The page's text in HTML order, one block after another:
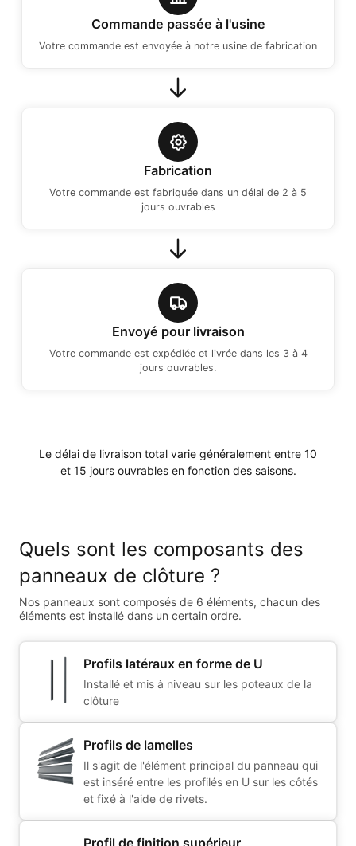
Commande passée à l'usine
Votre commande est envoyée à notre usine de fabrication
Fabrication
Votre commande est fabriquée dans un délai de 2 à 5
jours ouvrables
Envoyé pour livraison
Votre commande est expédiée et livrée dans les 3 à 4
jours ouvrables.
Le délai de livraison total varie généralement entre 10
et 15 jours ouvrables en fonction des saisons.
Quels sont les composants des
panneaux de clôture ?
Nos panneaux sont composés de 6 éléments, chacun des
éléments est installé dans un certain ordre.
Profils latéraux en forme de U
Installé et mis à niveau sur les poteaux de la
clôture
Profils de lamelles
Il s'agit de l'élément principal du panneau qui
est inséré entre les profilés en U sur les côtés
et fixé à l'aide de rivets.
Profil de finition supérieur